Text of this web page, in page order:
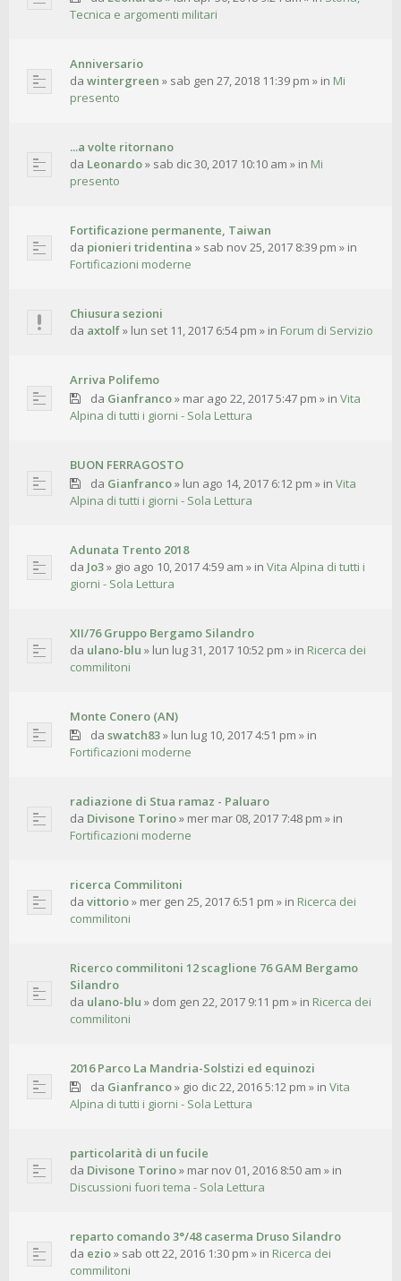
Tecnica e argomenti militari
Anniversario
da wintergreen » sab gen 27, 2018 11:39 pm » in Mi
presento
...a volte ritornano
da Leonardo» sab dic 30, 2017 10:10 am » in Mi
presento
Fortificazione permanente, Taiwan
da pionieri tridentina » sab nov 25, 2017 8:39 pm » in
Fortificazioni moderne
Chiusura sezioni
da axtolf» lun set 11, 2017 6:54 pm » in Forum di Servizio
Arriva Polifemo
da Gianfranco» mar ago 22, 2017 5:47 pm » in Vita
Alpina di tutti i giorni - Sola Lettura
BUON FERRAGOSTO
da Gianfranco» lun ago 14, 2017 6:12 pm » in Vita
Alpina di tutti i giorni - Sola Lettura
Adunata Trento 2018
da Jo3» gio ago 10, 2017 4:59 am » in Vita Alpina di tutti i
giorni - Sola Lettura
XII/76 Gruppo Bergamo Silandro
da ulano-blu » lun lug 31, 2017 10:52 pm » in Ricerca dei
commilitoni
Monte Conero (AN)
da swatch83» lun lug 10, 2017 4:51 pm » in
Fortificazioni moderne
radiazione di Stua ramaz - Paluaro
da Divisone Torino» mer mar 08, 2017 7:48 pm » in
Fortificazioni moderne
ricerca Commilitoni
da vittorio» mer gen 25, 2017 6:51 pm » in Ricerca dei
commilitoni
Ricerco commilitoni 12 scaglione 76 GAM Bergamo
Silandro
da ulano-blu » dom gen 22, 2017 9:11 pm » in Ricerca dei
commilitoni
2016 Parco La Mandria-Solstizi ed equinozi
da Gianfranco» gio dic 22, 2016 5:12 pm » in Vita
Alpina di tutti i giorni - Sola Lettura
particolarità di un fucile
da Divisone Torino» mar nov 01, 2016 8:50 am » in
Discussioni fuori tema - Sola Lettura
reparto comando 3°/48 caserma Druso Silandro
da ezio» sab ott 22, 2016 1:30 pm » in Ricerca dei
commilitoni